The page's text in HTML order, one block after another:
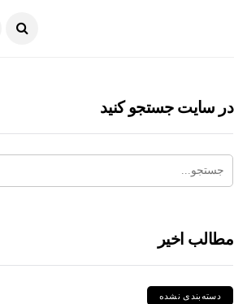
در سایت جستجو کنید
مطالب اخیر
دسته‌بندی نشده